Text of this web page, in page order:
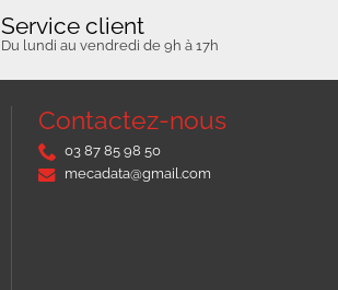
Service client
Du lundi au vendredi de 9h à 17h
Contactez-nous
03 87 85 98 50
mecadata@gmail.com